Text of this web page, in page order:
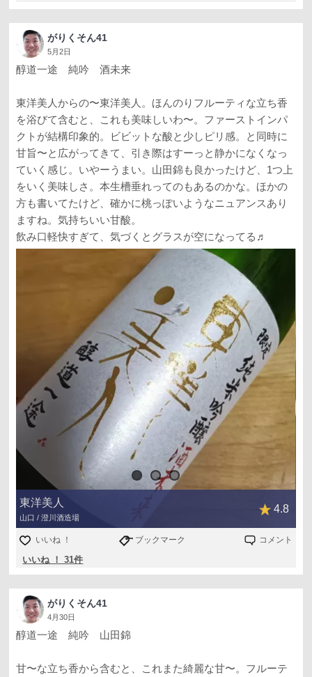
がりくそん41
5月2日
醇道一途 純吟 酒未来
東洋美人からの〜東洋美人。ほんのりフルーティな立ち香
を浴びて含むと、これも美味しいわ〜。ファーストインパ
クトが結構印象的。ビビットな酸と少しピリ感。と同時に
甘旨〜と広がってきて、引き際はすーっと静かになくなっ
ていく感じ。いやーうまい。山田錦も良かったけど、1つ上
をいく美味しさ。本生槽垂れってのもあるのかな。ほかの
方も書いてたけど、確かに桃っぽいようなニュアンスあり
ますね。気持ちいい甘酸。
飲み口軽快すぎて、気づくとグラスが空になってる♬
東洋美人
山口 / 澄川酒造場
4.8
いいね ！ ブックマーク コメント
いいね ！ 31件
がりくそん41
4月30日
醇道一途 純吟 山田錦
甘〜な立ち香から含むと、これまた綺麗な甘〜。フルーテ